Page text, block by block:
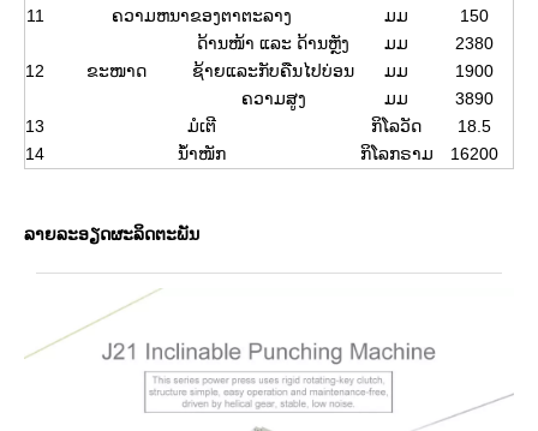
11
ຄວາມຫນາຂອງຕາຕະລາງ ມມ 150
12 ຂະໜາດ
ດ້ານໜ້າ ແລະ ດ້ານຫຼັງ ມມ
2380
ຊ້າຍແລະກັບຄືນໄປບ່ອນ
ມມ
1900
ຄວາມສູງ
ມມ
3890
13
ມໍເຕີ ກິໂລວັດ
18.5
14
ນ້ຳໜັກ ກິ​ໂລກ​ຣາມ 16200
ລາຍລະອຽດຜະລິດຕະພັນ